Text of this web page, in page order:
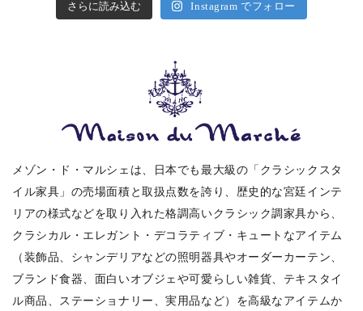
さらに読み込む Instagram でフォロー
メゾン・ド・マルシェは、日本でも最大級の「クラシックスタ
イル家具」の売場面積と取扱点数を誇り、歴史的な宮廷インテ
リアの様式などを取り入れた格調高いクラシック調家具から、
クラシカル・エレガント・デコラティブ・キュートなアイテム
（装飾品、シャンデリアなどの照明器具やオーダーカーテン、
ブランド食器、面白いオブジェや可愛らしい雑貨、テキスタイ
ル商品、ステーショナリー、実用品など）を高級なアイテムか